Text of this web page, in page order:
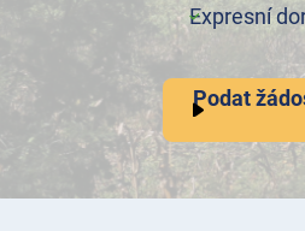
Expresní
Podat